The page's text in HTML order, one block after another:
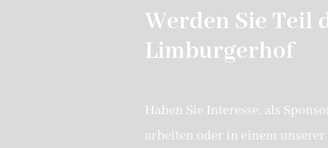
Werden Sie Teil
Limburgerhof
Haben Sie Interesse, als
arbeiten oder in einem unserer